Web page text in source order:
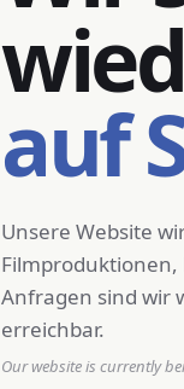
auf
Unsere Website
Anfragen sind wir
erreichbar.
Our website is currently